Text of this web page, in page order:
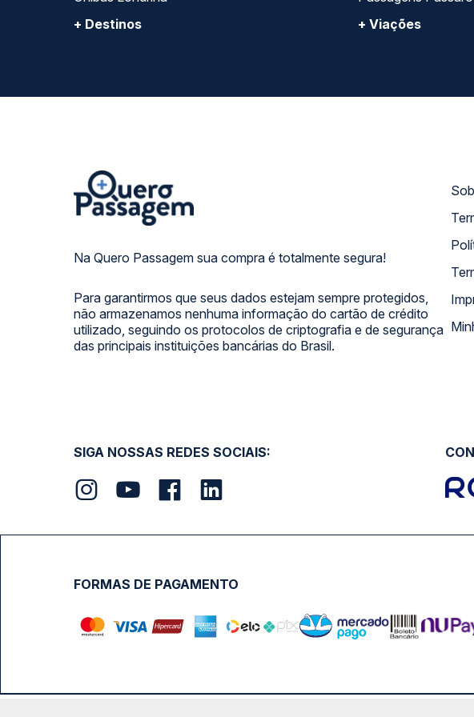
+ Destinos
+ Viações
Na Quero Passagem sua compra é totalmente segura!
Para garantirmos que seus dados estejam sempre protegidos,
não armazenamos nenhuma informação do cartão de crédito
utilizado, seguindo os protocolos de criptografia e de segurança
das principais instituições bancárias do Brasil.
SIGA NOSSAS REDES SOCIAIS:
FORMAS DE PAGAMENTO